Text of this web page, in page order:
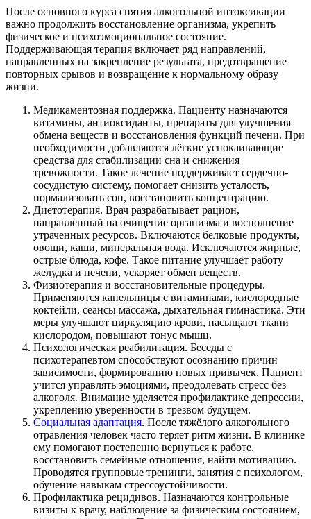
После основного курса снятия алкогольной интоксикации
важно продолжить восстановление организма, укрепить
физическое и психоэмоциональное состояние.
Поддерживающая терапия включает ряд направлений,
направленных на закрепление результата, предотвращение
повторных срывов и возвращение к нормальному образу
жизни.
Медикаментозная поддержка. Пациенту назначаются
витамины, антиоксиданты, препараты для улучшения
обмена веществ и восстановления функций печени. При
необходимости добавляются лёгкие успокаивающие
средства для стабилизации сна и снижения
тревожности. Такое лечение поддерживает сердечно-
сосудистую систему, помогает снизить усталость,
нормализовать сон, восстановить концентрацию.
Диетотерапия. Врач разрабатывает рацион,
направленный на очищение организма и восполнение
утраченных ресурсов. Включаются белковые продукты,
овощи, каши, минеральная вода. Исключаются жирные,
острые блюда, кофе. Такое питание улучшает работу
желудка и печени, ускоряет обмен веществ.
Физиотерапия и восстановительные процедуры.
Применяются капельницы с витаминами, кислородные
коктейли, сеансы массажа, дыхательная гимнастика. Эти
меры улучшают циркуляцию крови, насыщают ткани
кислородом, повышают тонус мышц.
Психологическая реабилитация. Беседы с
психотерапевтом способствуют осознанию причин
зависимости, формированию новых привычек. Пациент
учится управлять эмоциями, преодолевать стресс без
алкоголя. Внимание уделяется профилактике депрессии,
укреплению уверенности в трезвом будущем.
Социальная адаптация. После тяжёлого алкогольного
отравления человек часто теряет ритм жизни. В клинике
ему помогают постепенно вернуться к работе,
восстановить семейные отношения, найти мотивацию.
Проводятся групповые тренинги, занятия с психологом,
обучение навыкам стрессоустойчивости.
Профилактика рецидивов. Назначаются контрольные
визиты к врачу, наблюдение за физическим состоянием,